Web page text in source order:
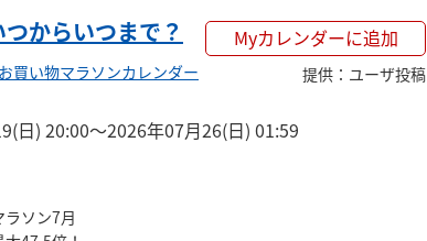
からいつまで？
お買い物マラソンカレンダー
Myカレンダーに追加
提供 ： ユーザ投稿
日) 20:00〜2026年07月26(日) 01:59
ソン7月